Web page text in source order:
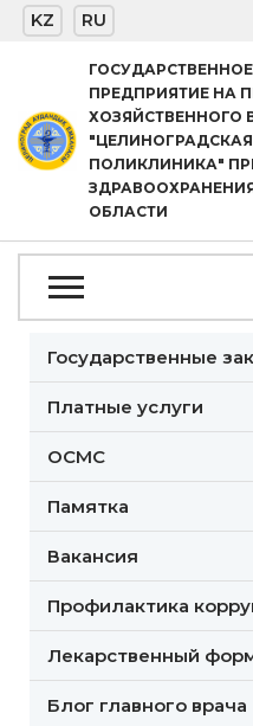
Перейти
содержимому
KZ RU
ПРЕДПРИЯТИЕ НА
ХОЗЯЙСТВЕННОГО
ПОЛИКЛИНИКА"
ОБЛАСТИ
Государственные
Платные услуги
ОСМС
Памятка
Вакансия
Профилактика
Лекарственный
Блог главного врача